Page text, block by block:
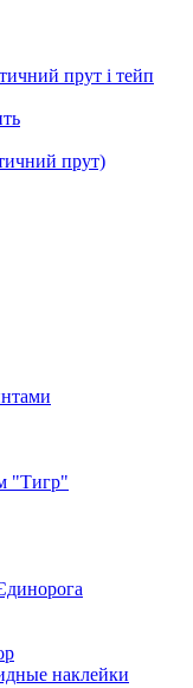
прут і тейп
прут)
"Тигр"
наклейки